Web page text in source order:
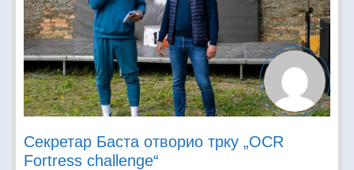
Секретар Баста отворио трку „OCR
Fortress challenge“